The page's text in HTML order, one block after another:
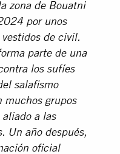
zona de Bouatni
por unos
de civil.
parte de una
los sufíes
salafismo
muchos grupos
aliado a las
Un año después,
oficial